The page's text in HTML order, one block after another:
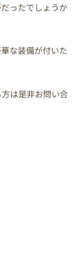
ったでしょうか
な装備が付いた
は是非お問い合